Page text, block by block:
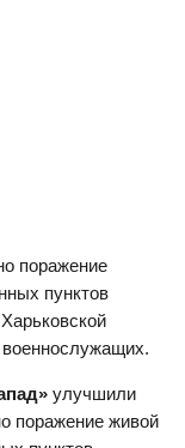
поражение
пунктов
улучшили
поражение живой